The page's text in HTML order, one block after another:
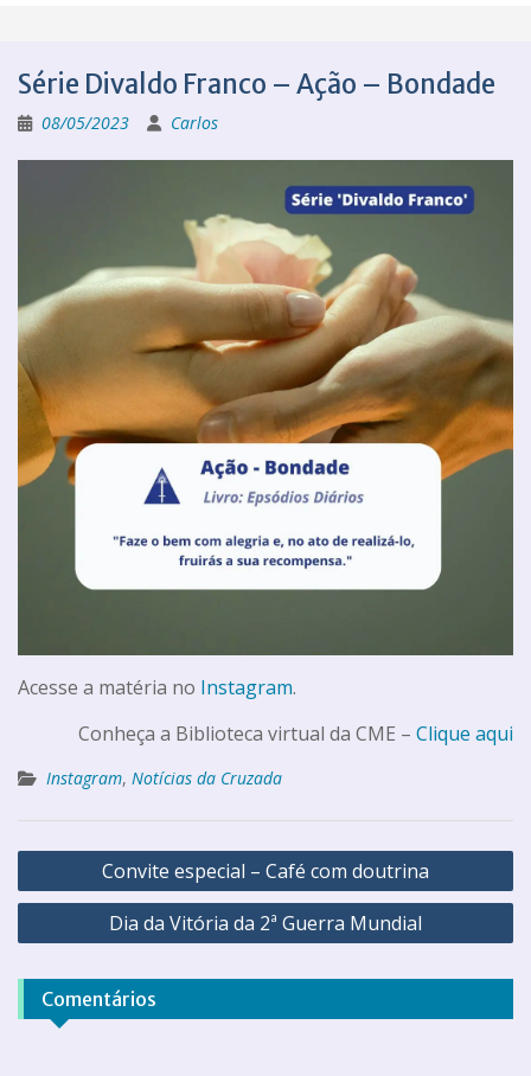
Série Divaldo Franco – Ação – Bondade
08/05/2023 Carlos
Acesse a matéria no Instagram.
Conheça a Biblioteca virtual da CME – Clique aqui
Instagram, Notícias da Cruzada
Convite especial – Café com doutrina
Dia da Vitória da 2ª Guerra Mundial
Comentários